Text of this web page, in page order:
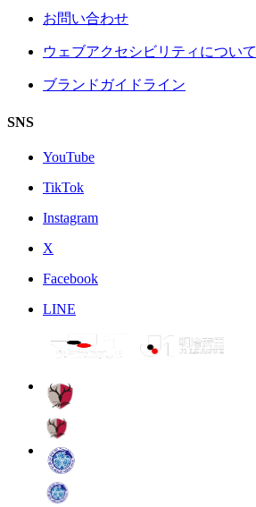
お問い合わせ
ウェブアクセシビリティについて
ブランドガイドライン
SNS
YouTube
TikTok
Instagram
X
Facebook
LINE